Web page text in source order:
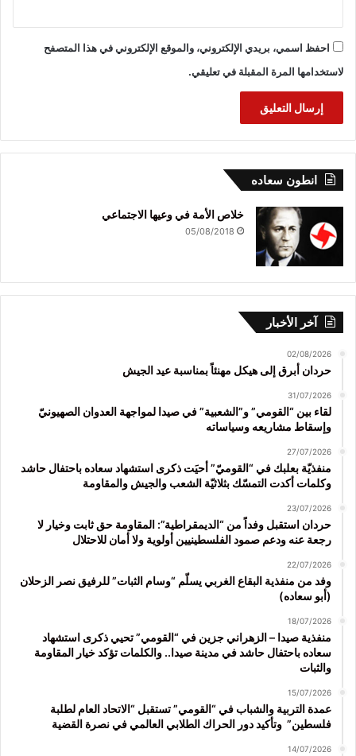
احفظ اسمي، بريدي الإلكتروني، والموقع الإلكتروني في هذا المتصفح
لاستخدامها المرة المقبلة في تعليقي.
انطون سعاده
خلاص الأمة في وعيها الاجتماعي
05/08/2018
آخر الأخبار
02/08/2026
حردان أبرق إلى هيكل مهنئاً بمناسبة عيد الجيش
31/07/2026
لقاء بين “القومي” و”الشعبية” في صيدا لمواجهة العدوان الصهيونيّ
وإسقاط مشاريعه وسياساته
27/07/2026
منفذيّة بعلبك في “القوميّ” أحيَت ذكرى استشهاد سعاده باحتفال حاشد
وكلمات أكدت التمسّك بثلاثيّة الشعب والجيش والمقاومة
23/07/2026
حردان استقبل وفداً من “الديمقراطية”: المقاومة حق ثابت وخيار لا
رجعة عنه ودعم صمود الفلسطينيين أولوية ولا أمان للاحتلال
22/07/2026
وفد من منفذية البقاع الغربي يسلّم “وسام الثبات” للرفيق نصر الزحلان
(أبو سعاده)
18/07/2026
منفذية صيدا – الزهراني جزين في “القومي” تحيي ذكرى استشهاد
سعاده باحتفال حاشد في مدينة صيدا.. والكلمات تؤكد خيار المقاومة
والثبات
15/07/2026
عمدة التربية والشباب في “القومي” تستقبل “الاتحاد العام لطلبة
فلسطين” وتأكيد دور الحراك الطلابي العالمي في نصرة القضية
14/07/2026